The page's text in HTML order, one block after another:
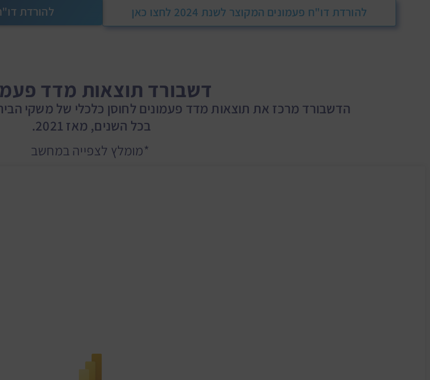
להורדת דו"ח פעמונים המקוצר לשנת 2024 לחצו כאן להורדת דו"ח
דשבורד תוצאות מדד
הדשבורד מרכז את תוצאות מדד פעמונים לחוסן כלכלי של משקי הבית
בכל השנים, מאז 2021.
*מומלץ לצפייה במחשב